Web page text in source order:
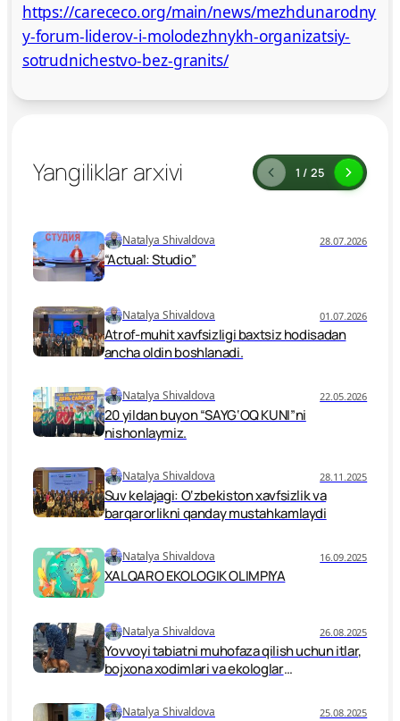
https://carececo.org/main/news/mezhdunarodny
y-forum-liderov-i-molodezhnykh-organizatsiy-
sotrudnichestvo-bez-granits/
Yangiliklar arxivi 1 / 25
Natalya Shivaldova 28.07.2026
“Actual: Studio”
Natalya Shivaldova 01.07.2026
Atrof-muhit xavfsizligi baxtsiz hodisadan
ancha oldin boshlanadi.
Natalya Shivaldova 22.05.2026
20 yildan buyon “SAYG‘OQ KUNI”ni
nishonlaymiz.
Natalya Shivaldova 28.11.2025
Suv kelajagi: O‘zbekiston xavfsizlik va
barqarorlikni qanday mustahkamlaydi
Natalya Shivaldova 16.09.2025
XALQARO EKOLOGIK OLIMPIYA
Natalya Shivaldova 26.08.2025
Yovvoyi tabiatni muhofaza qilish uchun itlar,
bojxona xodimlari va ekologlar
Natalya Shivaldova 25.08.2025